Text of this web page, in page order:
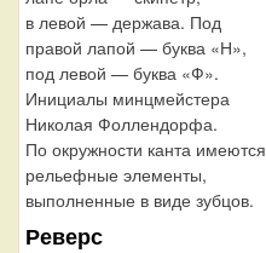
в левой — держава. Под
правой лапой — буква «Н»,
под левой — буква «Ф».
Инициалы минцмейстера
Николая Фоллендорфа.
По окружности канта имеются
рельефные элементы,
выполненные в виде зубцов.
Реверс